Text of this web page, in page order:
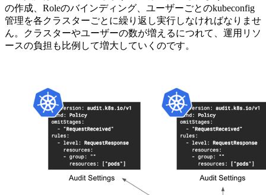
の作成、Roleのバインディング、ユーザーごとのkubeconfig
管理を各クラスターごとに繰り返し実行しなければなりませ
ん。クラスターやユーザーの数が増えるにつれて、運用リソ
ースの負担も比例して増大していくのです。